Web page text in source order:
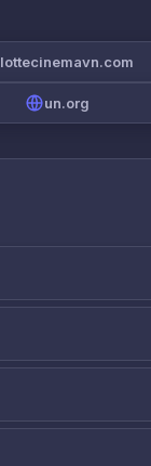
lottecinemavn.com
un.org